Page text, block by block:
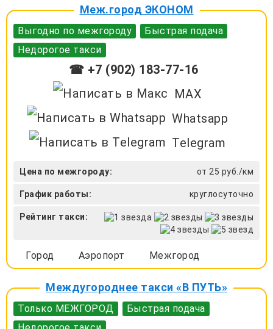
Меж.город ЭКОНОМ
Выгодно по межгороду
Быстрая подача
Недорогое такси
☎ +7 (902) 183-77-16
MAX
Whatsapp
Telegram
Цена по межгороду: от 25 руб./км
График работы: круглосуточно
Рейтинг такси:
Город Аэропорт Межгород
Междугороднее такси «В ПУТЬ»
Только МЕЖГОРОД
Быстрая подача